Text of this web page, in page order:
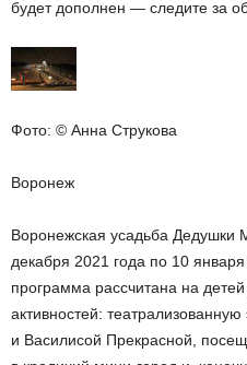
будет дополнен — следите за
Фото: © Анна Струкова
Воронеж
Воронежская усадьба Дедушки
декабря 2021 года по 10
программа рассчитана на
активностей:
и Василисой Прекрасной,